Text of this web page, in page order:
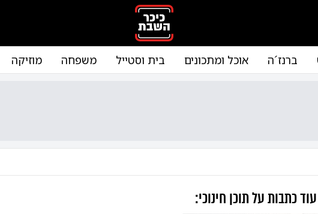
ברנז´ה אוכל ומתכונים בית וסטייל משפחה מוזיקה
עוד כתבות עלתוכן חינוכי: